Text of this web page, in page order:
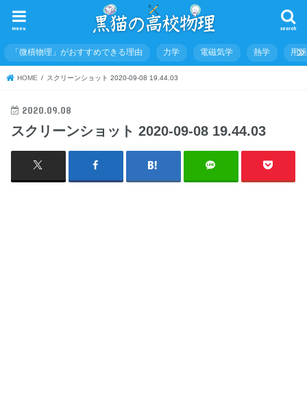
search
menu
「微積物理」がおすすめできる理由 力学 電磁気学 熱学 用
HOME スクリーンショット 2020-09-08 19.44.03
2020.09.08
スクリーンショット 2020-09-08 19.44.03